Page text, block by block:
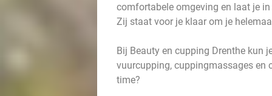
comfortabele omgeving en laat je
Zij staat voor je klaar om je
Bij Beauty en cupping Drenthe kun
vuurcupping, cuppingmassages en
time?